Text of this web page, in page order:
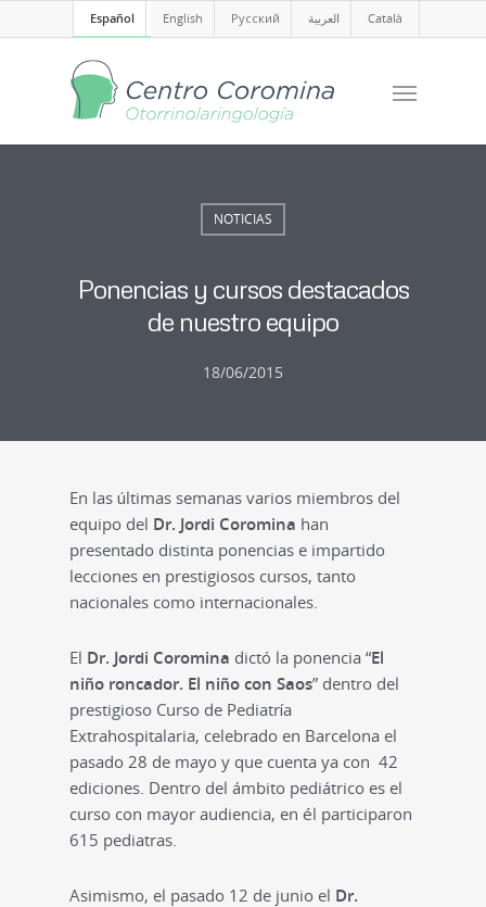
Español English Русский العربية Català
NOTICIAS
Ponencias y cursos destacados
de nuestro equipo
18/06/2015
En las últimas semanas varios miembros del
equipo del Dr. Jordi Coromina han
presentado distinta ponencias e impartido
lecciones en prestigiosos cursos, tanto
nacionales como internacionales.
El Dr. Jordi Coromina dictó la ponencia “El
niño roncador. El niño con Saos” dentro del
prestigioso Curso de Pediatría
Extrahospitalaria, celebrado en Barcelona el
pasado 28 de mayo y que cuenta ya con 42
ediciones. Dentro del ámbito pediátrico es el
curso con mayor audiencia, en él participaron
615 pediatras.
Asimismo, el pasado 12 de junio el Dr.